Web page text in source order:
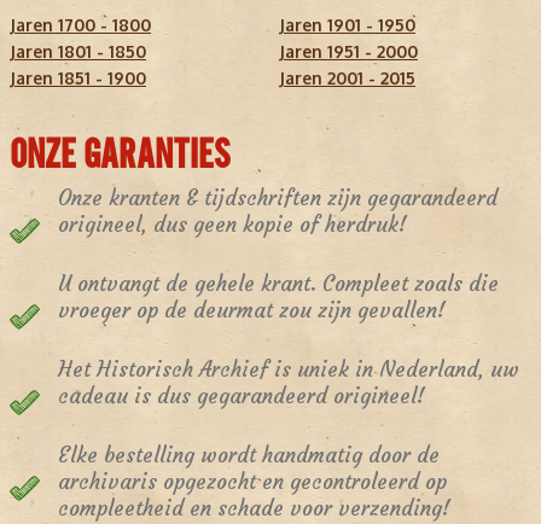
Jaren 1700 - 1800
Jaren 1801 - 1850
Jaren 1851 - 1900
Jaren 1901 - 1950
Jaren 1951 - 2000
Jaren 2001 - 2015
ONZE GARANTIES
Onze kranten & tijdschriften zijn gegarandeerd
origineel, dus geen kopie of herdruk!
U ontvangt de gehele krant. Compleet zoals die
vroeger op de deurmat zou zijn gevallen!
Het Historisch Archief is uniek in Nederland, uw
cadeau is dus gegarandeerd origineel!
Elke bestelling wordt handmatig door de
archivaris opgezocht en gecontroleerd op
compleetheid en schade voor verzending!